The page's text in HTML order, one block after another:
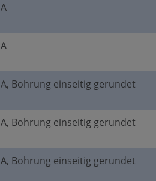
A
A
A, Bohrung einseitig gerundet
A, Bohrung einseitig gerundet
A, Bohrung einseitig gerundet